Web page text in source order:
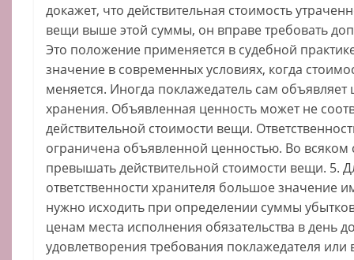
докажет, что действительная стоимость
вещи выше этой суммы, он вправе требовать
Это положение применяется в судебной
значение в современных условиях, когда
меняется. Иногда поклажедатель сам объявляет
хранения. Объявленная ценность может не
действительной стоимости вещи.
ограничена объявленной ценностью. Во всяком
превышать действительной стоимости вещи. 5.
ответственности хранителя большое значение
нужно исходить при определении суммы
ценам места исполнения обязательства в день
удовлетворения требования поклажедателя